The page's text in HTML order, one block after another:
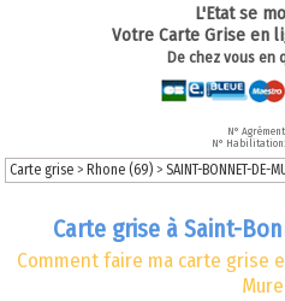
L'Etat se
Votre Carte Grise en
De chez vous en
N°
N° Habilitation:
Carte grise > Rhone (69)>SAINT-BONNET-DE-
Carte grise à Saint-
Comment faire ma carte grise